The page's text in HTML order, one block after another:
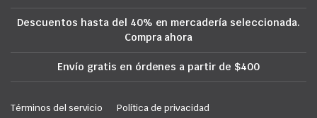
Descuentos hasta del 40% en mercadería seleccionada.
Compra ahora
Envío gratis en órdenes a partir de $400
Términos del servicio
Política de privacidad